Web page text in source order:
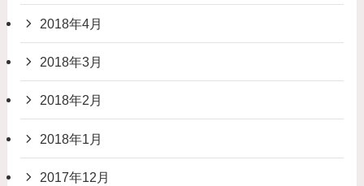
2018年4月
2018年3月
2018年2月
2018年1月
2017年12月